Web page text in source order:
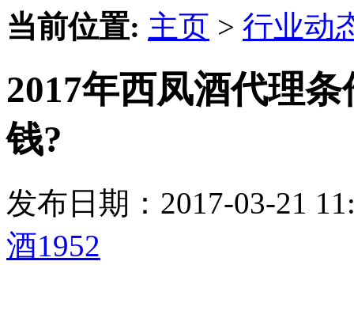
当前位置: 主页 > 行业动
2017年西凤酒代理
钱?
发布日期：2017-03-21
酒1952